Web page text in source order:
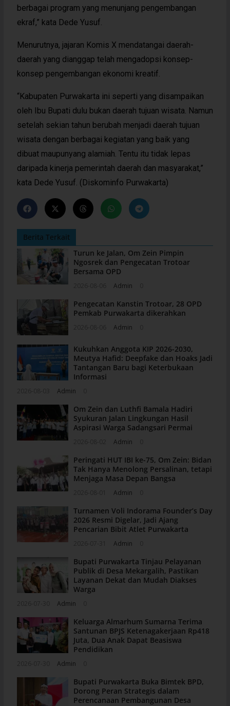
berbagai program yang menunjang pengembangan
ekraf,” kata Dede Yusuf.
Menurutnya, jajaran Komis X mendatangai daerah-
daerah yang dianggap telah mengadopsi konsep-
konsep pengembangan ekonomi kreatif.
“Kabupaten Purwakarta ini seperti yang disampaikan
oleh Ibu Bupati dulu bukan daerah tujuan wisata. Namun
setelah sekian tahun berubah menjadi daerah tujuan
wisata dengan berbagai kegiatan yang baik yang
dibuat maupunyang alamiah. Tentu itu tidak lepas
daripada kinerja pemerintah daerah dan masyarakat,”
kata Dede Yusuf. (Diskominfo Purwakarta)
Berita Terkait
Turun ke Jalan, Om Zein Pimpin
Ngosrek dan Pengecatan Trotoar
Bersama OPD
Admin
Pengecatan Kanstin Trotoar, 28 OPD
Pemkab Purwakarta dikerahkan
Admin
Kukuhkan Anggota KIP 2026-2030,
Meutya Hafid: Deepfake dan Hoaks Jadi
Tantangan Baru bagi Keterbukaan
Informasi
Admin
Om Zein dan Luthfi Bamala Hadiri
Syukuran Jalan Lingkungan Hasil
Aspirasi Warga Sadangsari Permai
Admin
Peringati HUT IBI ke-75, Om Zein: Bidan
Tak Hanya Menolong Persalinan, tetapi
Menjaga Masa Depan Bangsa
Admin
Turnamen Voli Indorama Founder’s Day
2026 Resmi Digelar, Jadi Ajang
Pencarian Bibit Atlet Purwakarta
Admin
Bupati Purwakarta Tinjau Pelayanan
Publik di Desa Mekargalih, Pastikan
Layanan Dekat dan Mudah Diakses
Warga
Admin
Keluarga Almarhum Sumarna Terima
Santunan BPJS Ketenagakerjaan Rp418
Juta, Dua Anak Dapat Beasiswa
Pendidikan
Admin
Bupati Purwakarta Buka Bimtek BPD,
Dorong Peran Strategis dalam
Perencanaan Pembangunan Desa